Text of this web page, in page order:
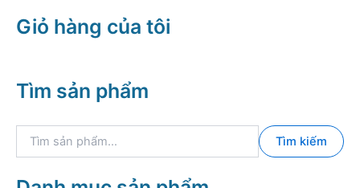
Giỏ hàng của tôi
Tìm sản phẩm
k
Tìm kiếm